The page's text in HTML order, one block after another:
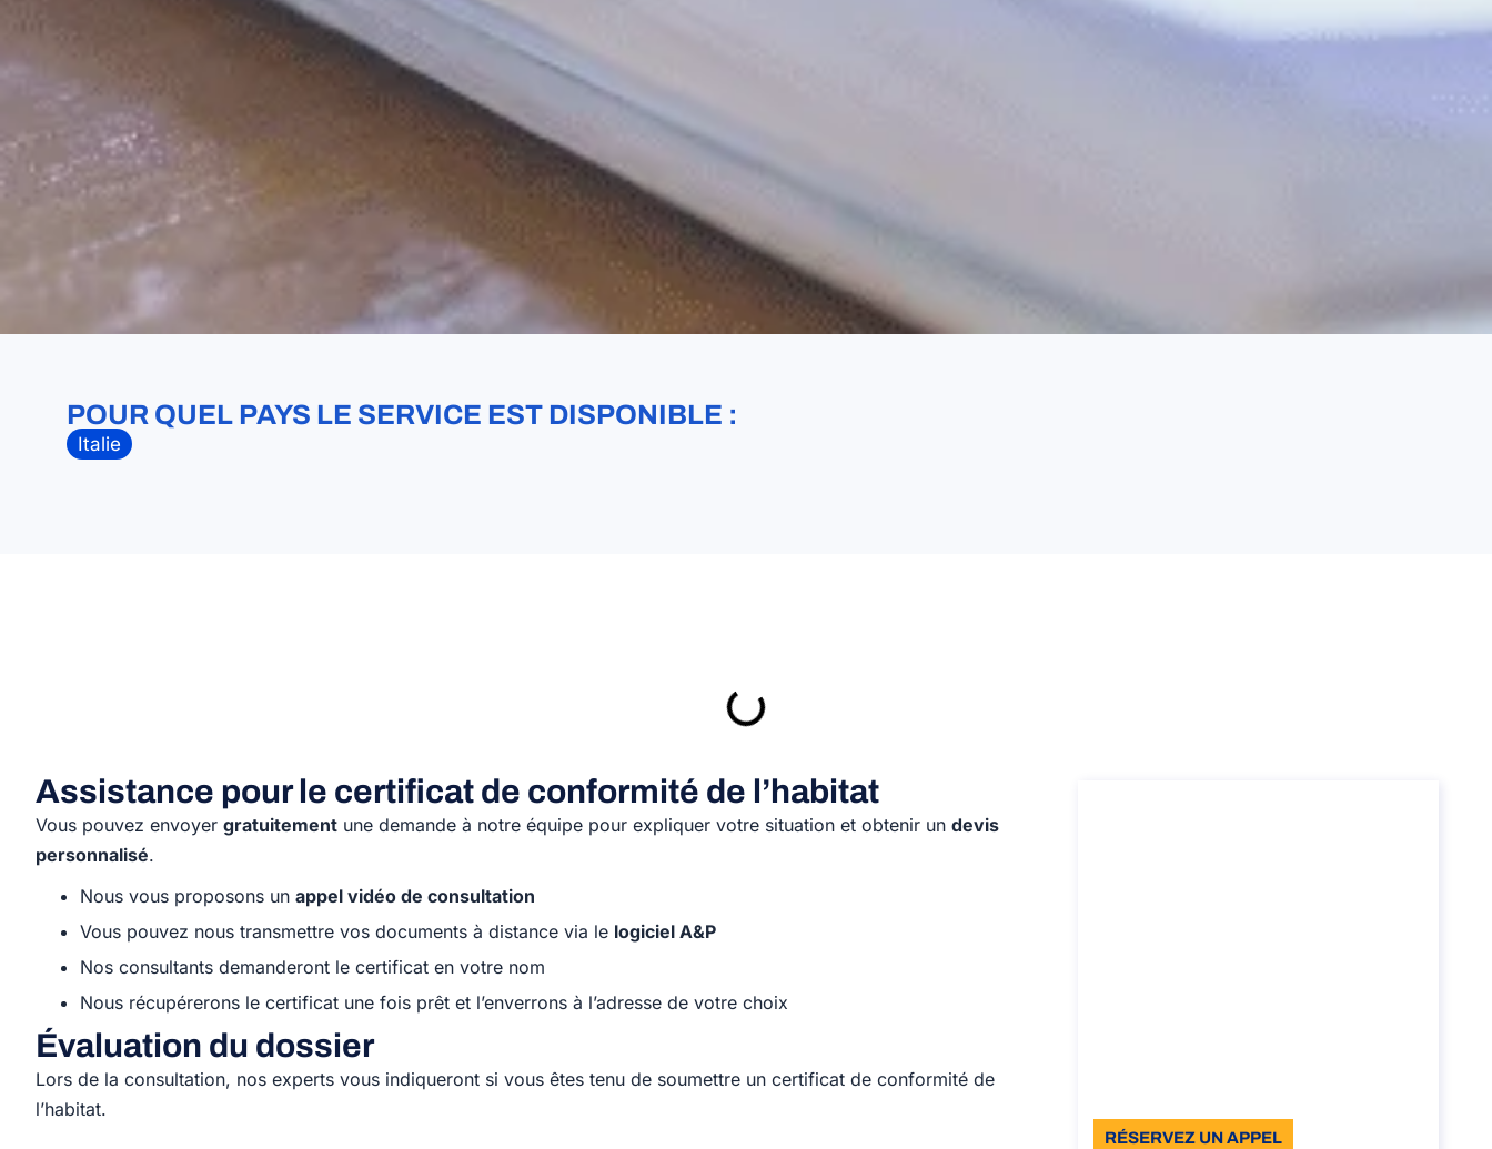
POUR QUEL PAYS LE SERVICE EST DISPONIBLE :
Italie
Assistance pour le certificat de conformité de l’habitat
Vous pouvez envoyer gratuitement une demande à notre équipe pour expliquer votre situation et obtenir un devis
personnalisé.
Nous vous proposons un appel vidéo de consultation
Vous pouvez nous transmettre vos documents à distance via le logiciel A&P
Nos consultants demanderont le certificat en votre nom
Nous récupérerons le certificat une fois prêt et l’enverrons à l’adresse de votre choix
Évaluation du dossier
Lors de la consultation, nos experts vous indiqueront si vous êtes tenu de soumettre un certificat de conformité de
l’habitat.
RÉSERVEZ UN APPEL